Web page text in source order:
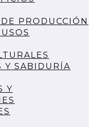
PRODUCCIÓN
Y SABIDURÍA
Y